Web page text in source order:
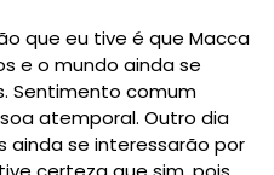
que eu tive é que Macca
e o mundo ainda se
Sentimento comum
atemporal. Outro dia
ainda se interessarão por